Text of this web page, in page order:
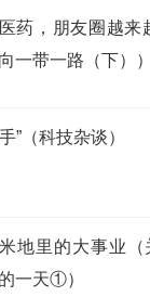
药，朋友圈越来
一带一路（下））
”（科技杂谈）
地里的大事业（
一天①）